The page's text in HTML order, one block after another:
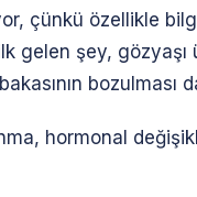
çünkü özellikle
gelen şey, gözyaşı
bozulması
hormonal